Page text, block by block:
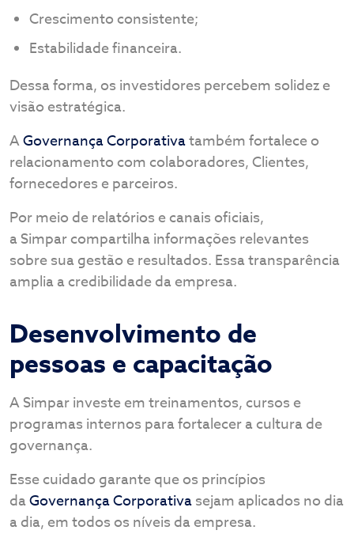
Crescimento consistente;
Estabilidade financeira.
Dessa forma, os investidores percebem solidez e
visão estratégica.
AGovernança Corporativatambém fortalece o
relacionamento com colaboradores, Clientes,
fornecedores e parceiros.
Por meio de relatórios e canais oficiais,
a Simpar compartilha informações relevantes
sobre sua gestão e resultados. Essa transparência
amplia a credibilidade da empresa.
Desenvolvimento de
pessoas e capacitação
A Simpar investe em treinamentos, cursos e
programas internos para fortalecer a cultura de
governança.
Esse cuidado garante que os princípios
daGovernança Corporativasejam aplicados no dia
a dia, em todos os níveis da empresa.